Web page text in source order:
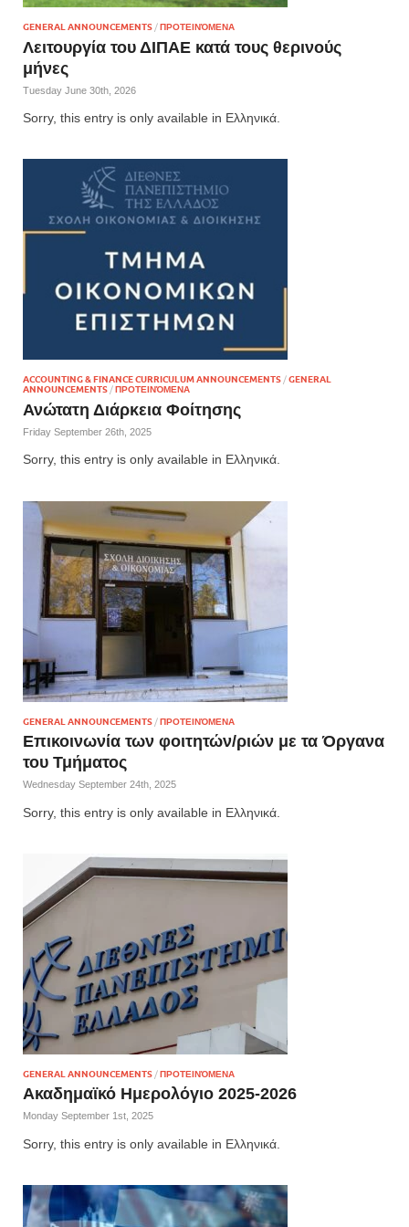
GENERAL ANNOUNCEMENTS/ΠΡΟΤΕΙΝΌΜΕΝΑ
Λειτουργία του ΔΙΠΑΕ κατά τους θερινούς
μήνες
Tuesday June 30th, 2026
Sorry, this entry is only available in Ελληνικά.
ACCOUNTING & FINANCE CURRICULUM ANNOUNCEMENTS/GENERAL
ANNOUNCEMENTS/ ΠΡΟΤΕΙΝΌΜΕΝΑ
Ανώτατη Διάρκεια Φοίτησης
Friday September 26th, 2025
Sorry, this entry is only available in Ελληνικά.
GENERAL ANNOUNCEMENTS /ΠΡΟΤΕΙΝΌΜΕΝΑ
Επικοινωνία των φοιτητών/ριών με τα Όργανα
του Τμήματος
Wednesday September 24th, 2025
Sorry, this entry is only available in Ελληνικά.
GENERAL ANNOUNCEMENTS /ΠΡΟΤΕΙΝΌΜΕΝΑ
Ακαδημαϊκό Ημερολόγιο 2025-2026
Monday September 1st, 2025
Sorry, this entry is only available in Ελληνικά.